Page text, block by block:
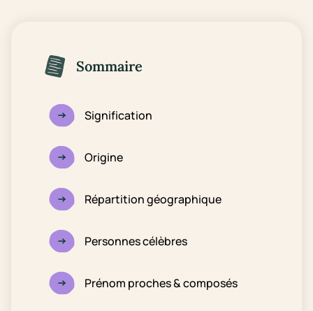
Sommaire
Signification
Origine
Répartition géographique
Personnes célèbres
Prénom proches & composés